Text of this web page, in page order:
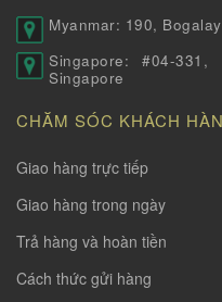
Myanmar: 190,
Singapore: #04-
Singapore
CHĂM SÓC KHÁCH
Giao hàng trực tiếp
Giao hàng trong ngày
Trả hàng và hoàn tiền
Cách thức gửi hàng